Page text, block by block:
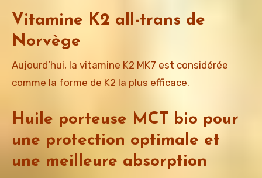
Vitamine K2 all-trans de
Norvège
Aujourd’hui, la vitamine K2 MK7 est considérée
comme la forme de K2 la plus efficace.
Huile porteuse MCT bio pour
une protection optimale et
une meilleure absorption